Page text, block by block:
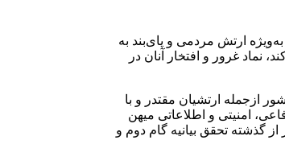
ارتش مردمی و پای‌بند به
نماد غرور و افتخار آنان در
ازجمله ارتشیان مقتدر و با
امنیتی و اطلاعاتی میهن
گذشته تحقق بیانیه گام دوم و